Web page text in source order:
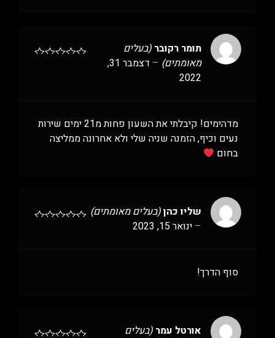
תומר רקובר (בעלים
מאומתים) –
דצמבר 31,
2022
מדהימים! קיבלתי את השעון פחות מ21 ימים שירות
נעים וכיף, הזמנה שניה שלי ולא אחרונה ממליצה
בחום
שליו כהן(בעלים מאומתים)
– ינואר 15, 2023
סוף הדרך!
אורטל עמר (בעלים